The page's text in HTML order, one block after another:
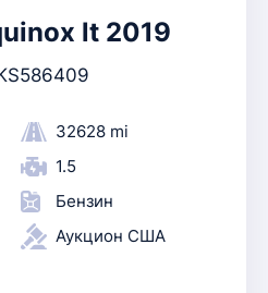
lt 2019
32628 mi
1.5
Бензин
Аукцион США